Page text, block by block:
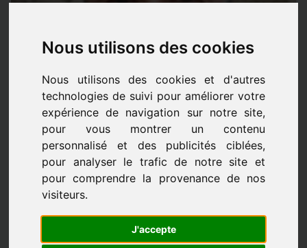
Nous utilisons des cookies
Nous utilisons des cookies et d'autres
technologies de suivi pour améliorer votre
expérience de navigation sur notre site,
pour vous montrer un contenu
personnalisé et des publicités ciblées,
pour analyser le trafic de notre site et
pour comprendre la provenance de nos
visiteurs.
J'accepte
Les professeurs